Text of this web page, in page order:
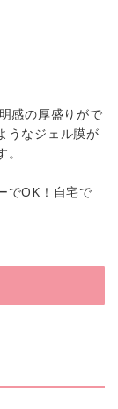
感の厚盛りがで
うなジェル膜が
でOK！自宅で